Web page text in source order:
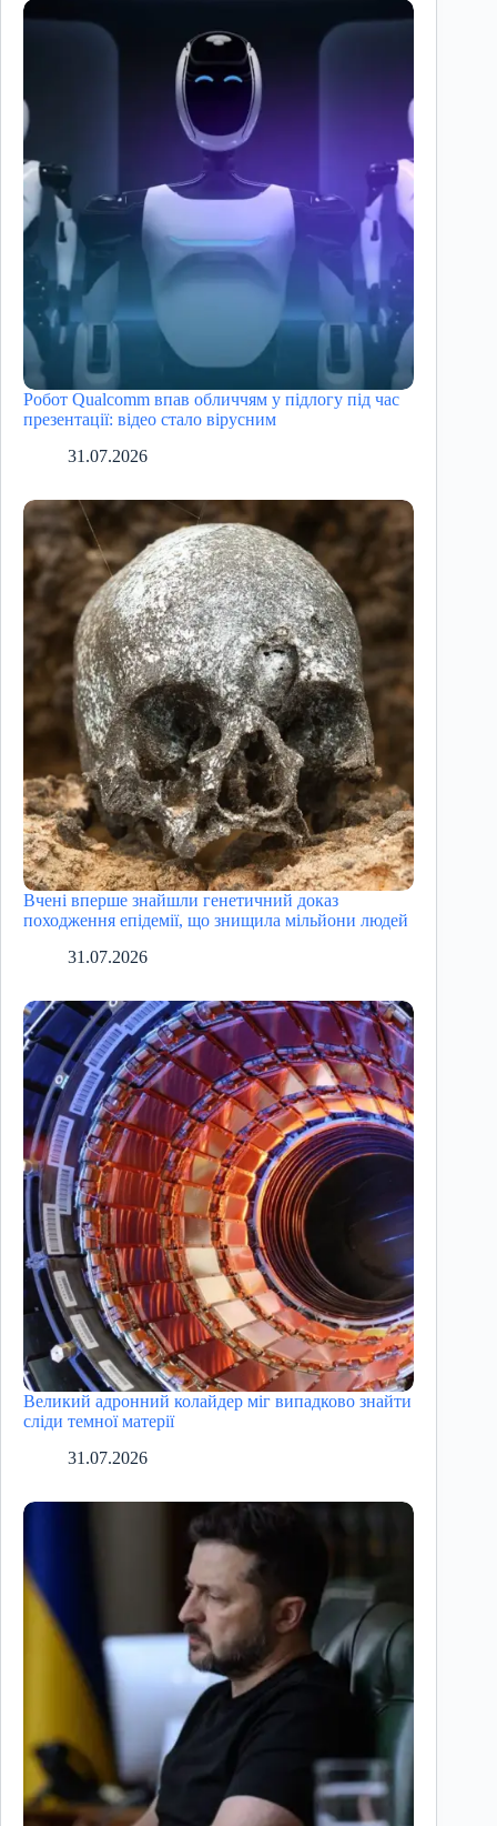
Робот Qualcomm впав обличчям у підлогу під час
презентації: відео стало вірусним
31.07.2026
Вчені вперше знайшли генетичний доказ
походження епідемії, що знищила мільйони людей
31.07.2026
Великий адронний колайдер міг випадково знайти
сліди темної матерії
31.07.2026